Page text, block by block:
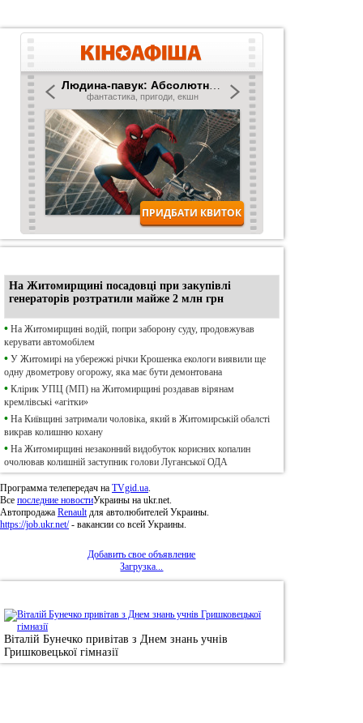
На Житомирщині посадовці при закупівлі
генераторів розтратили майже 2 млн грн
• На Житомирщині водій, попри заборону суду, продовжував
керувати автомобілем
• У Житомирі на убережжі річки Крошенка екологи виявили ще
одну двометрову огорожу, яка має бути демонтована
• Клірик УПЦ (МП) на Житомирщині роздавав вірянам
кремлівські «агітки»
• На Київщині затримали чоловіка, який в Житомирській обалсті
викрав колишню кохану
• На Житомирщині незаконний видобуток корисних копалин
очолював колишній заступник голови Луганської ОДА
Программа телепередач на TVgid.ua.
Все последние новостиУкраины на ukr.net.
Автопродажа Renaultдля автолюбителей Украины.
https://job.ukr.net/- вакансии со всей Украины.
Добавить свое объявление
Загрузка...
Віталій Бунечко привітав з Днем знань учнів
Гришковецької гімназії